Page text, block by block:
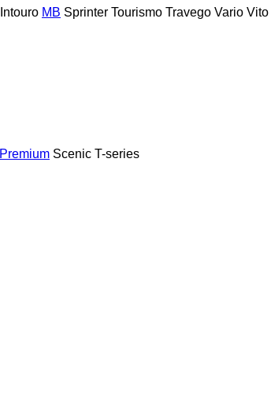
Intouro MB Sprinter Tourismo Travego Vario Vito
Premium Scenic T-series